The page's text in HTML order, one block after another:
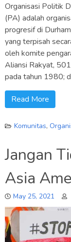
Organisasi Politik
(PA) adalah
progresif di
yang terpisah
oleh komite
Aliansi Rakyat,
pada tahun 1980;
Read More
Komunitas,
Jangan
Asia
May 25, 2021